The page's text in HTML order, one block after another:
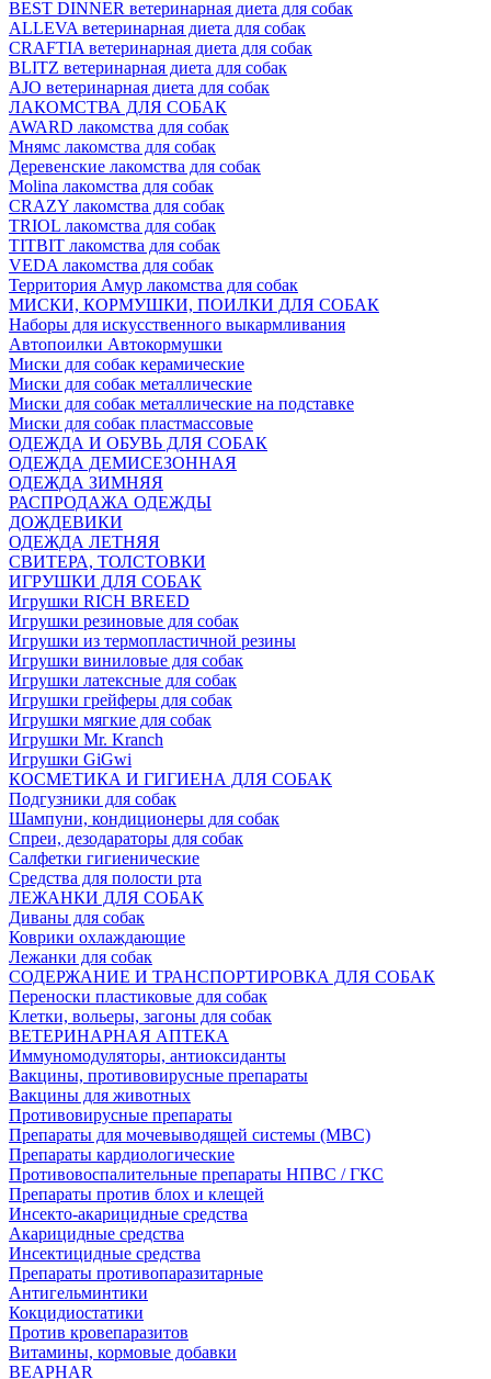
BEST DINNER ветеринарная диета для собак
ALLEVA ветеринарная диета для собак
CRAFTIA ветеринарная диета для собак
BLITZ ветеринарная диета для собак
AJO ветеринарная диета для собак
ЛАКОМСТВА ДЛЯ СОБАК
AWARD лакомства для собак
Мнямс лакомства для собак
Деревенские лакомства для собак
Molina лакомства для собак
CRAZY лакомства для собак
TRIOL лакомства для собак
TITBIT лакомства для собак
VEDA лакомства для собак
Территория Амур лакомства для собак
МИСКИ, КОРМУШКИ, ПОИЛКИ ДЛЯ СОБАК
Наборы для искусственного выкармливания
Автопоилки Автокормушки
Миски для собак керамические
Миски для собак металлические
Миски для собак металлические на подставке
Миски для собак пластмассовые
ОДЕЖДА И ОБУВЬ ДЛЯ СОБАК
ОДЕЖДА ДЕМИСЕЗОННАЯ
ОДЕЖДА ЗИМНЯЯ
РАСПРОДАЖА ОДЕЖДЫ
ДОЖДЕВИКИ
ОДЕЖДА ЛЕТНЯЯ
СВИТЕРА, ТОЛСТОВКИ
ИГРУШКИ ДЛЯ СОБАК
Игрушки RICH BREED
Игрушки резиновые для собак
Игрушки из термопластичной резины
Игрушки виниловые для собак
Игрушки латексные для собак
Игрушки грейферы для собак
Игрушки мягкие для собак
Игрушки Mr. Kranch
Игрушки GiGwi
КОСМЕТИКА И ГИГИЕНА ДЛЯ СОБАК
Подгузники для собак
Шампуни, кондиционеры для собак
Спреи, дезодараторы для собак
Салфетки гигиенические
Средства для полости рта
ЛЕЖАНКИ ДЛЯ СОБАК
Диваны для собак
Коврики охлаждающие
Лежанки для собак
СОДЕРЖАНИЕ И ТРАНСПОРТИРОВКА ДЛЯ СОБАК
Переноски пластиковые для собак
Клетки, вольеры, загоны для собак
ВЕТЕРИНАРНАЯ АПТЕКА
Иммуномодуляторы, антиоксиданты
Вакцины, противовирусные препараты
Вакцины для животных
Противовирусные препараты
Препараты для мочевыводящей системы (МВС)
Препараты кардиологические
Противовоспалительные препараты НПВС / ГКС
Препараты против блох и клещей
Инсекто-акарицидные средства
Акарицидные средства
Инсектицидные средства
Препараты противопаразитарные
Антигельминтики
Кокцидиостатики
Против кровепаразитов
Витамины, кормовые добавки
BEAPHAR